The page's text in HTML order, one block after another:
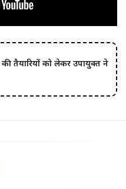
की तैयारियों को लेकर उपायुक्त ने